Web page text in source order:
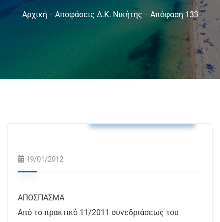
Αρχική Αποφάσεις Δ.Κ. Νικήτης Απόφαση 133
19/01/2012
ΑΠΟΣΠΑΣΜΑ
Από το πρακτικό 11/2011 συνεδριάσεως του